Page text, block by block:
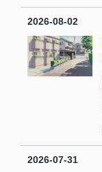
2026-08-02
2026-07-31